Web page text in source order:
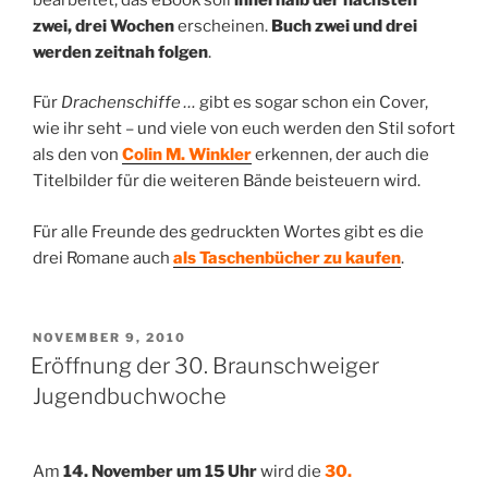
zwei, drei Wochenerscheinen. Buch zwei und drei
werden zeitnah folgen.
Für Drachenschiffe … gibt es sogar schon ein Cover,
wie ihr seht – und viele von euch werden den Stil sofort
als den von Colin M. Winklererkennen, der auch die
Titelbilder für die weiteren Bände beisteuern wird.
Für alle Freunde des gedruckten Wortes gibt es die
drei Romane auch als Taschenbücher zu kaufen.
VERÖFFENTLICHT
AM
NOVEMBER 9, 2010
Eröffnung der 30. Braunschweiger
Jugendbuchwoche
Am 14. November um 15 Uhrwird die 30.